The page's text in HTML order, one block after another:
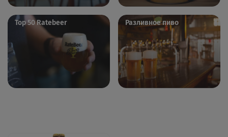
Top 50 Ratebeer Разливное пиво